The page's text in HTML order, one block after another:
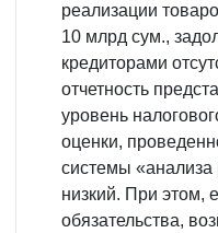
реализации
10 млрд сум.,
кредиторами
отчетность
уровень
оценки,
системы «анализа
низкий. При этом,
обязательства,